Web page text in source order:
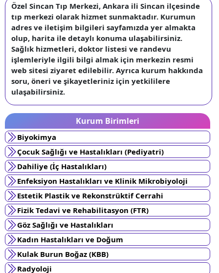
Kurum Birimleri
Biyokimya
Çocuk Sağlığı ve Hastalıkları (Pediyatri)
Dahiliye (İç Hastalıkları)
Enfeksiyon Hastalıkları ve Klinik Mikrobiyoloji
Estetik Plastik ve Rekonstrüktif Cerrahi
Fizik Tedavi ve Rehabilitasyon (FTR)
Göz Sağlığı ve Hastalıkları
Kadın Hastalıkları ve Doğum
Kulak Burun Boğaz (KBB)
Radyoloji
Özel Sincan Tıp Merkezi, Ankara ili Sincan ilçesinde
tıp merkezi olarak hizmet sunmaktadır. Kurumun
adres ve iletişim bilgileri sayfamızda yer almakta
olup, harita ile detaylı konuma ulaşabilirsiniz.
Sağlık hizmetleri, doktor listesi ve randevu
işlemleriyle ilgili bilgi almak için merkezin resmi
web sitesi ziyaret edilebilir. Ayrıca kurum hakkında
soru, öneri ve şikayetleriniz için yetkililere
ulaşabilirsiniz.